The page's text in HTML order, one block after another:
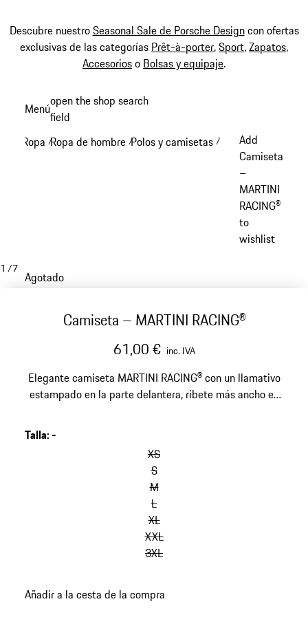
Descubre nuestroSeasonal Sale de Porsche Designcon ofertas
exclusivas de las categorías Prêt-à-porter,Sport,Zapatos,
Accesorioso Bolsas y equipaje.
principal
Menúopen the shop search
field
Ropa /Ropa de hombre /Polos y camisetas /
Add
Camiseta
–
MARTINI
RACING®
to
wishlist
1 /7
Agotado
Camiseta – MARTINI RACING®
61,00 € inc. IVA
Elegante camiseta MARTINI RACING® con un llamativo
estampado en la parte delantera, ribete más ancho en
Talla:-
XS
S
M
L
XL
XXL
3XL
a
Añadir a la cesta de la compra